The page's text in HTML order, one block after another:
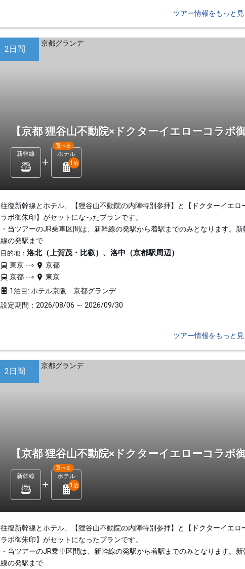
ツアー情報をもっと見
2日間
【京都 狸谷山不動院×ドクターイエローコラ
新幹線 ホテル
選べる
1 泊
往復新幹線とホテル、【狸谷山不動院の内陣特別参拝】と【ドクターイエロ
ラボ御朱印】がセットになったプランです。
・当ツアーのJR乗車区間は、新幹線の発駅から着駅までのみとなります。新
線の発駅まで
目的地： 洛北（上賀茂・比叡）、洛中（京都駅周辺）
東京
京都
京都
東京
1泊目: ホテル京阪 京都グランデ
設定期間：2026/08/06 ～ 2026/09/30
ツアー情報をもっと見
2日間
【京都 狸谷山不動院×ドクターイエローコラ
新幹線 ホテル
選べる
1 泊
往復新幹線とホテル、【狸谷山不動院の内陣特別参拝】と【ドクターイエロ
ラボ御朱印】がセットになったプランです。
・当ツアーのJR乗車区間は、新幹線の発駅から着駅までのみとなります。新
線の発駅まで